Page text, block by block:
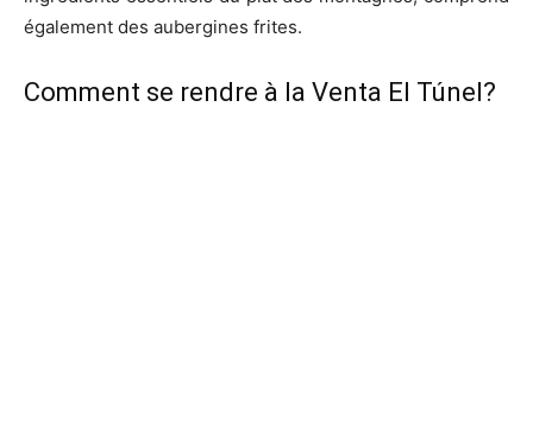
également des aubergines frites.
Comment se rendre à la Venta El Túnel?